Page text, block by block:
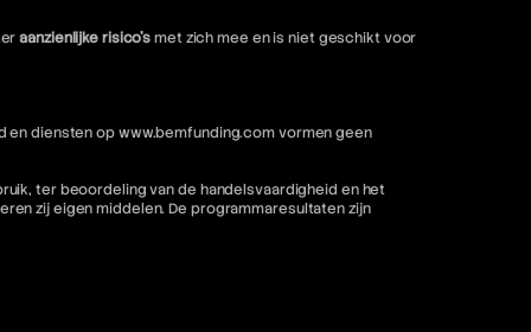
aanzienlijke risico'smet zich mee en is niet geschikt voor
en diensten op www.bemfunding.com vormen geen
ter beoordeling van de handelsvaardigheid en het
zij eigen middelen. De programmaresultaten zijn